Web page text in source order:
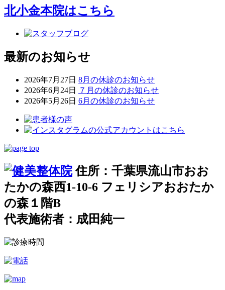
北小金本院はこちら
最新のお知らせ
2026年7月27日 8月の休診のお知らせ
2026年6月24日
７月の休診のお知らせ
2026年5月26日 6月の休診のお知らせ
住所：千葉県流山市おお
たかの森西1-10-6 フェリシアおおたか
の森１階B
代表施術者：成田純一